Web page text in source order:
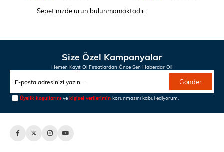
Sepetinizde ürün bulunmamaktadır.
Size Özel Kampanyalar
Hemen Kayıt Ol Fırsatlardan Önce Sen Haberdar Ol!
Gönder
Üyelik koşullarını ve kişisel verilerimin korunmasını kabul ediyorum.